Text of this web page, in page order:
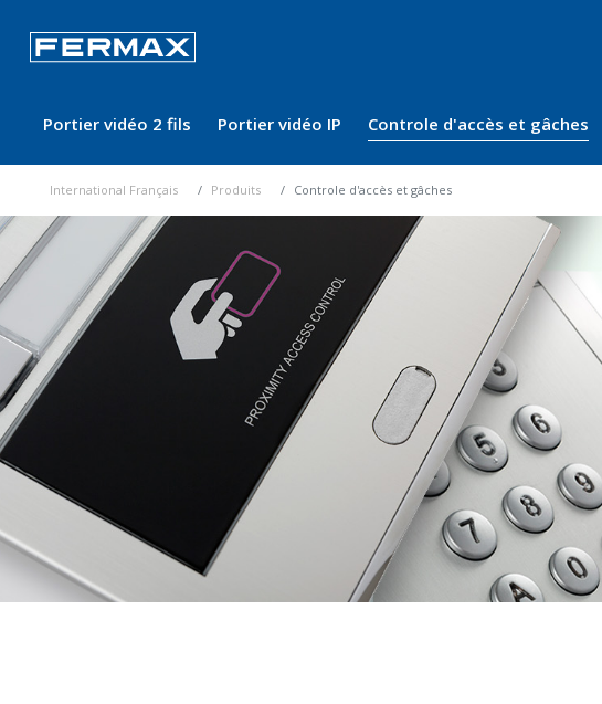
Portier vidéo 2 fils Portier vidéo IP Controle d'accès et gâches
International Français Produits Controle d'accès et gâches